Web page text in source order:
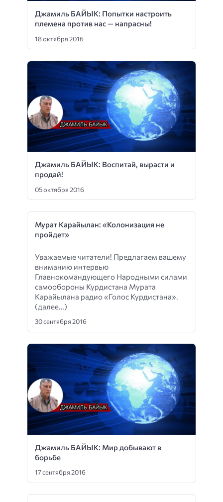
Джамиль БАЙЫК: Попытки настроить
племена против нас — напрасны!
18 октября 2016
Джамиль БАЙЫК: Воспитай, вырасти и
продай!
05 октября 2016
Мурат Карайылан: «Колонизация не
пройдет»
Уважаемые читатели! Предлагаем вашему
вниманию интервью
Главнокомандующего Народными силами
самообороны Курдистана Мурата
Карайылана радио «Голос Курдистана».
(далее…)
30 сентября 2016
Джамиль БАЙЫК: Мир добывают в
борьбе
17 сентября 2016